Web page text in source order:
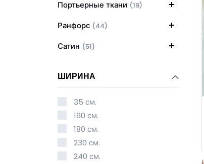
Портьерные ткани (19)
Ранфорс (44)
Сатин (51)
ШИРИНА
35 см.
160 см.
180 см.
230 см.
240 см.